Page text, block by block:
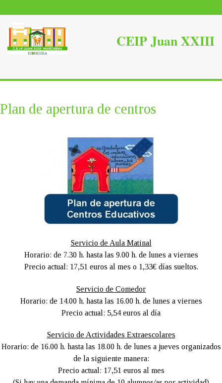
Plan de apertura de centros
Servicio de Aula Matinal
Horario: de 7.30 h. hasta las 9.00 h. de lunes a viernes
Precio actual: 17,51 euros al mes o 1,33€ días sueltos.
Servicio de Comedor
Horario: de 14.00 h. hasta las 16.00 h. de lunes a viernes
Precio actual: 5,54 euros al día
Servicio de Actividades Extraescolares
Horario: de 16.00 h. hasta las 18.00 h. de lunes a jueves organizados
de la siguiente manera:
Precio actual: 17,51 euros al mes